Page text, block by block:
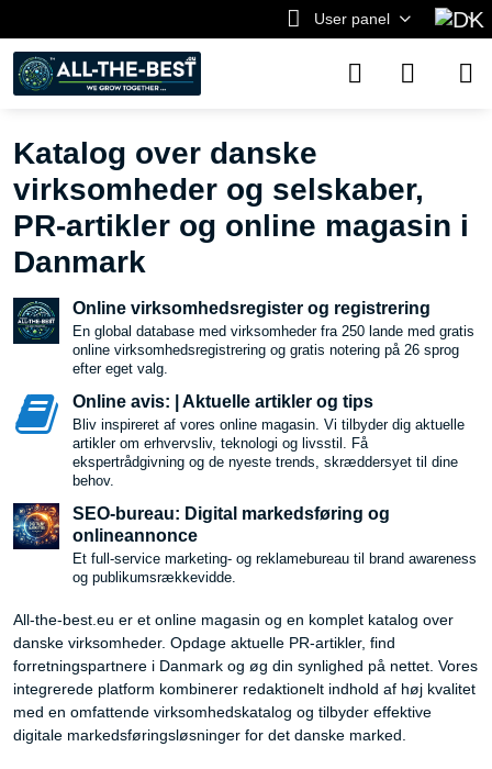
User panel
Katalog over danske
virksomheder og selskaber,
PR-artikler og online magasin i
Danmark
Online virksomhedsregister og registrering
En global database med virksomheder fra 250 lande med gratis
online virksomhedsregistrering og gratis notering på 26 sprog
efter eget valg.
Online avis: | Aktuelle artikler og tips
Bliv inspireret af vores online magasin. Vi tilbyder dig aktuelle
artikler om erhvervsliv, teknologi og livsstil. Få
ekspertrådgivning og de nyeste trends, skræddersyet til dine
behov.
SEO-bureau: Digital markedsføring og
onlineannonce
Et full-service marketing- og reklamebureau til brand awareness
og publikumsrækkevidde.
All-the-best.eu er et online magasin og en komplet katalog over
danske virksomheder. Opdage aktuelle PR-artikler, find
forretningspartnere i Danmark og øg din synlighed på nettet. Vores
integrerede platform kombinerer redaktionelt indhold af høj kvalitet
med en omfattende virksomhedskatalog og tilbyder effektive
digitale markedsføringsløsninger for det danske marked.